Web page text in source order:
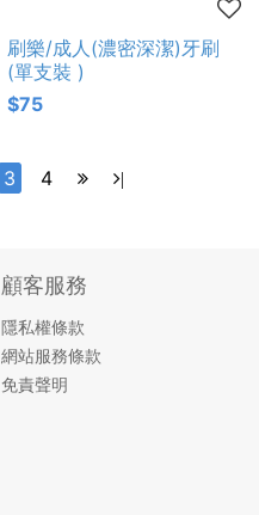
刷樂/成人(濃密深潔)牙刷
(單支裝 )
$75
3 4 |
顧客服務
隱私權條款
網站服務條款
免責聲明